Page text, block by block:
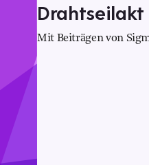
Drahtseilakt
Mit Beiträgen von